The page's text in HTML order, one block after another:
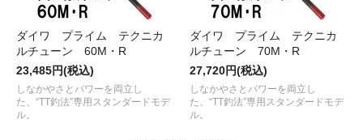
ダイワ プライム テクニカ
ルチューン 60M・R
23,485円(税込)
しなかやさとパワーを両立し
た、“TT釣法”専用スタンダードモデ
ル。
ダイワ プライム テクニカ
ルチューン 70M・R
27,720円(税込)
しなかやさとパワーを両立し
た、“TT釣法”専用スタンダードモデ
ル。